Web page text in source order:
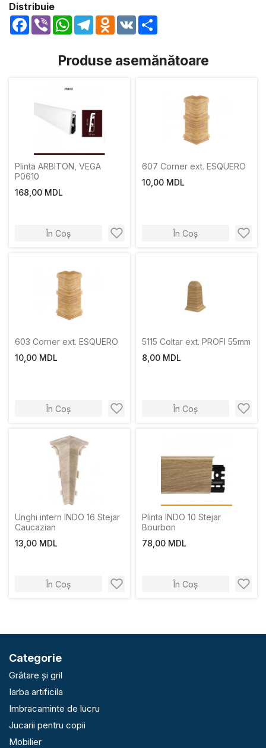
Distribuie
Facebook
Viber WhatsApp
TelegramOdnoklassniki
VK
Produse asemănătoare
Plinta ARBITON, VЕGА
P0610
168,00 MDL
În Coș
607 Corner ext. ESQUERO
10,00 MDL
În Coș
603 Corner ext. ESQUERO
10,00 MDL
În Coș
5115 Coltar ext. PROFI 55mm
8,00 MDL
În Coș
Unghi intern INDO 16 Stejar
Caucazian
13,00 MDL
În Coș
Plinta INDO 10 Stejar
Bourbon
78,00 MDL
În Coș
Categorie
Grătare și gril
Iarba artificila
Imbracaminte de lucru
Jucarii pentru copii
Mobilier